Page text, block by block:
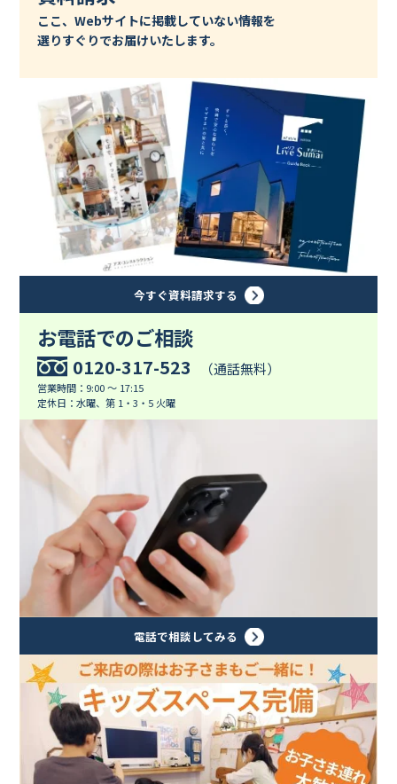
ここ、Webサイトに掲載していない情報を
選りすぐりでお届けいたします。
今すぐ資料請求する
お電話でのご相談
0120-317-523 （通話無料）
営業時間：9:00 ～ 17:15
定休日：水曜、第 1・3・5 火曜
電話で相談してみる